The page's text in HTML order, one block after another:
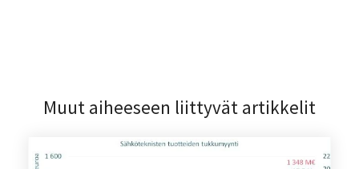
Muut aiheeseen liittyvät artikkelit